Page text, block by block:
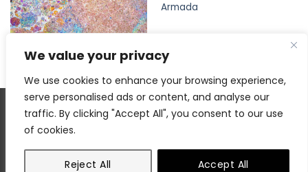
We value your privacy
We use cookies to enhance your browsing experience,
serve personalised ads or content, and analyse our
traffic. By clicking "Accept All", you consent to our use
of cookies.
Reject All Accept All
Kleuren!
Armada
Copyright 2026 © Rob Blanken Photography ×Artimedes.com